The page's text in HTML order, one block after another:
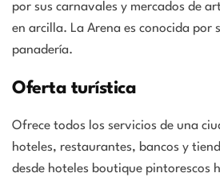
por sus carnavales y mercados de
en arcilla. La Arena es conocida por
panadería.
Oferta turística
Ofrece todos los servicios de una
hoteles, restaurantes, bancos y
desde hoteles boutique pintorescos